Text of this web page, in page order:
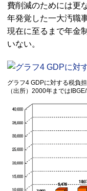
費削減のためには更
年発覚した一大汚職
現在に至るまで年金
いない。
グラフ4 GDPに対する税負
（出所）2000年までは